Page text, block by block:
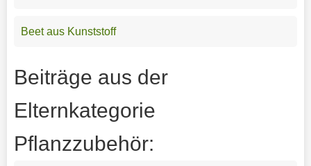
Beet aus Kunststoff
Beiträge aus der
Elternkategorie
Pflanzzubehör: